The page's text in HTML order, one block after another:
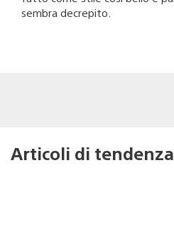
sembra decrepito.
Articoli di tendenza